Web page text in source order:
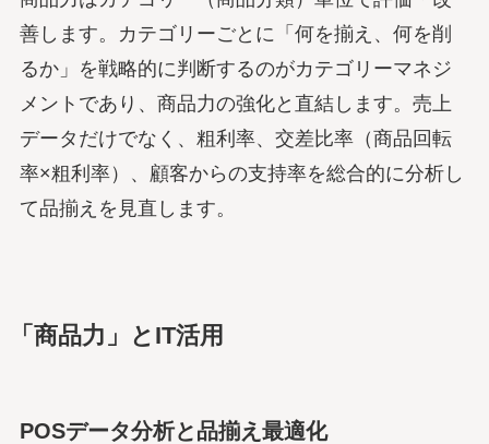
善します。カテゴリーごとに「何を揃え、何を削
るか」を戦略的に判断するのがカテゴリーマネジ
メントであり、商品力の強化と直結します。売上
データだけでなく、粗利率、交差比率（商品回転
率×粗利率）、顧客からの支持率を総合的に分析し
て品揃えを見直します。
「商品力」とIT活用
POSデータ分析と品揃え最適化